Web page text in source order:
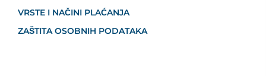
VRSTE I NAČINI PLAĆANJA
ZAŠTITA OSOBNIH PODATAKA